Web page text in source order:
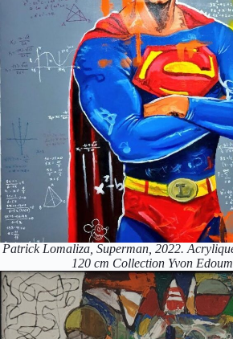
Patrick Lomaliza, Superman, 2022.
120 cm Collection Yvon